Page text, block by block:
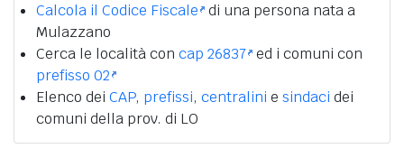
Calcola il Codice Fiscale di una persona nata a
Mulazzano
Cerca le località con cap 26837 ed i comuni con
prefisso 02
Elenco dei CAP, prefissi, centralini e sindaci dei
comuni della prov. di LO